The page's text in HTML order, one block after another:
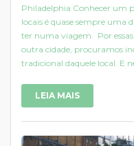
Philadelphia Conhecer um
locais é quase sempre uma
ter numa viagem. Por
outra cidade, procuramos
tradicional daquele local. E
LEIA MAIS